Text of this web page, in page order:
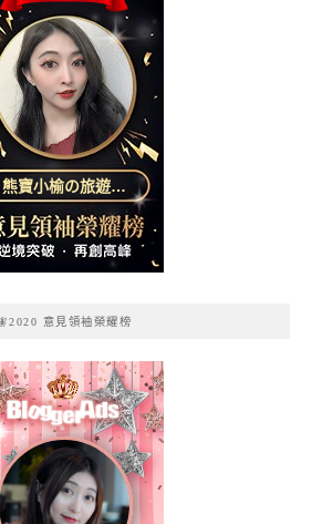
熊寶小榆の旅遊日
記
意見領袖榮耀榜